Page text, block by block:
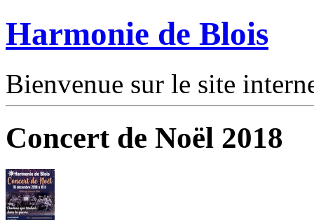
Harmonie de Blois
Bienvenue sur le site
Concert de Noël 2018